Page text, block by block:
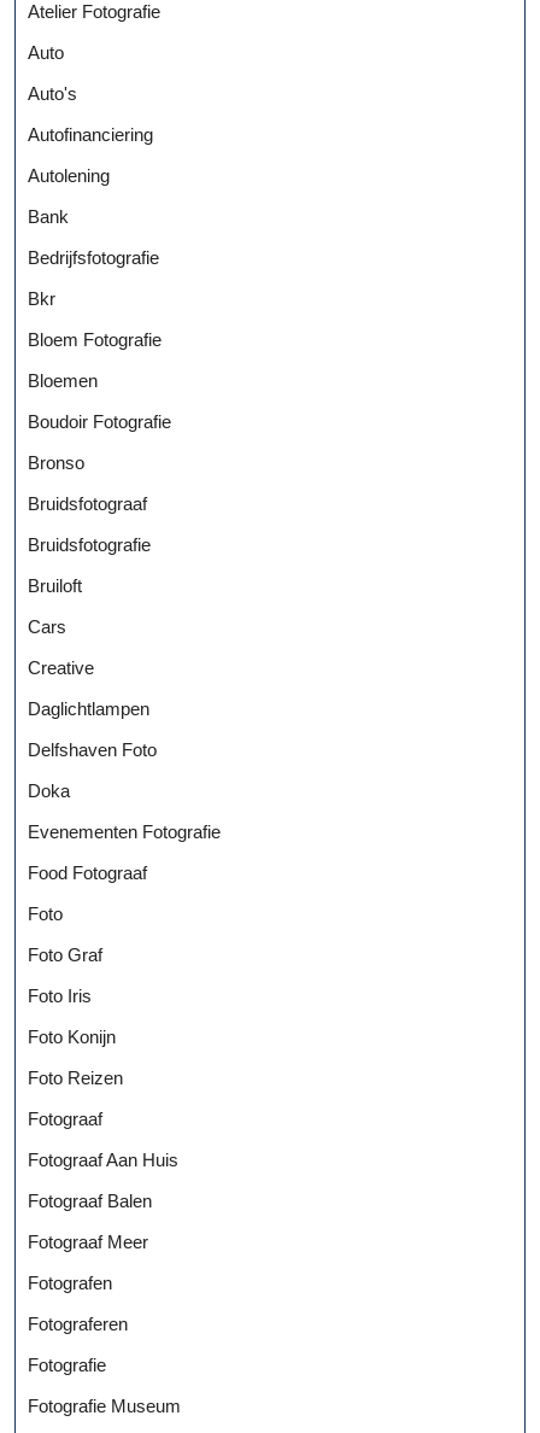
Atelier Fotografie
Auto
Auto's
Autofinanciering
Autolening
Bank
Bedrijfsfotografie
Bkr
Bloem Fotografie
Bloemen
Boudoir Fotografie
Bronso
Bruidsfotograaf
Bruidsfotografie
Bruiloft
Cars
Creative
Daglichtlampen
Delfshaven Foto
Doka
Evenementen Fotografie
Food Fotograaf
Foto
Foto Graf
Foto Iris
Foto Konijn
Foto Reizen
Fotograaf
Fotograaf Aan Huis
Fotograaf Balen
Fotograaf Meer
Fotografen
Fotograferen
Fotografie
Fotografie Museum